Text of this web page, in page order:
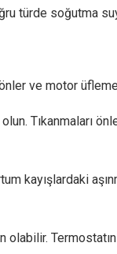
türde soğutma
önler ve motor
Tıkanmaları
kayışlardaki
olabilir.